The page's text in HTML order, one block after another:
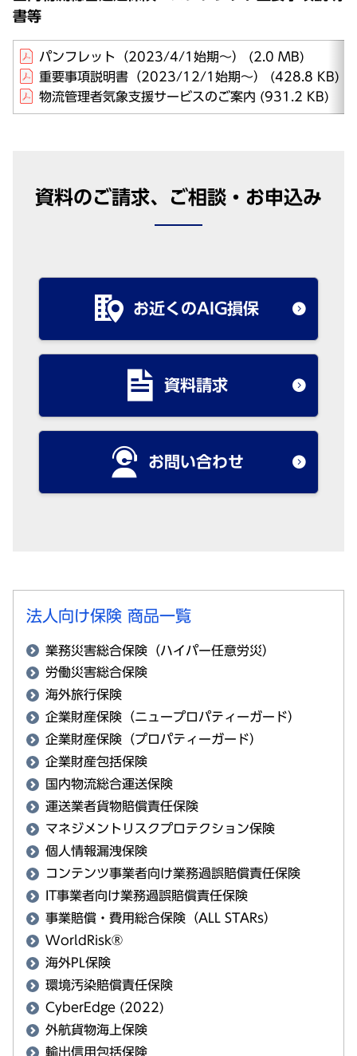
書等
パンフレット（2023/4/1始期～）
(2.0 MB)
重要事項説明書（2023/12/1始期～）
(428.8 KB)
物流管理者気象支援サービスのご案内 (931.2 KB)
資料のご請求、ご相談・お申込み
お近くのAIG損保
資料請求
お問い合わせ
法人向け保険 商品一覧
業務災害総合保険（ハイパー任意労災）
労働災害総合保険
海外旅行保険
企業財産保険（ニュープロパティーガード）
企業財産保険（プロパティーガード）
企業財産包括保険
国内物流総合運送保険
運送業者貨物賠償責任保険
マネジメントリスクプロテクション保険
個人情報漏洩保険
コンテンツ事業者向け業務過誤賠償責任保険
IT事業者向け業務過誤賠償責任保険
事業賠償・費用総合保険（ALL STARs）
WorldRisk®
海外PL保険
環境汚染賠償責任保険
CyberEdge (2022)
外航貨物海上保険
輸出信用包括保険